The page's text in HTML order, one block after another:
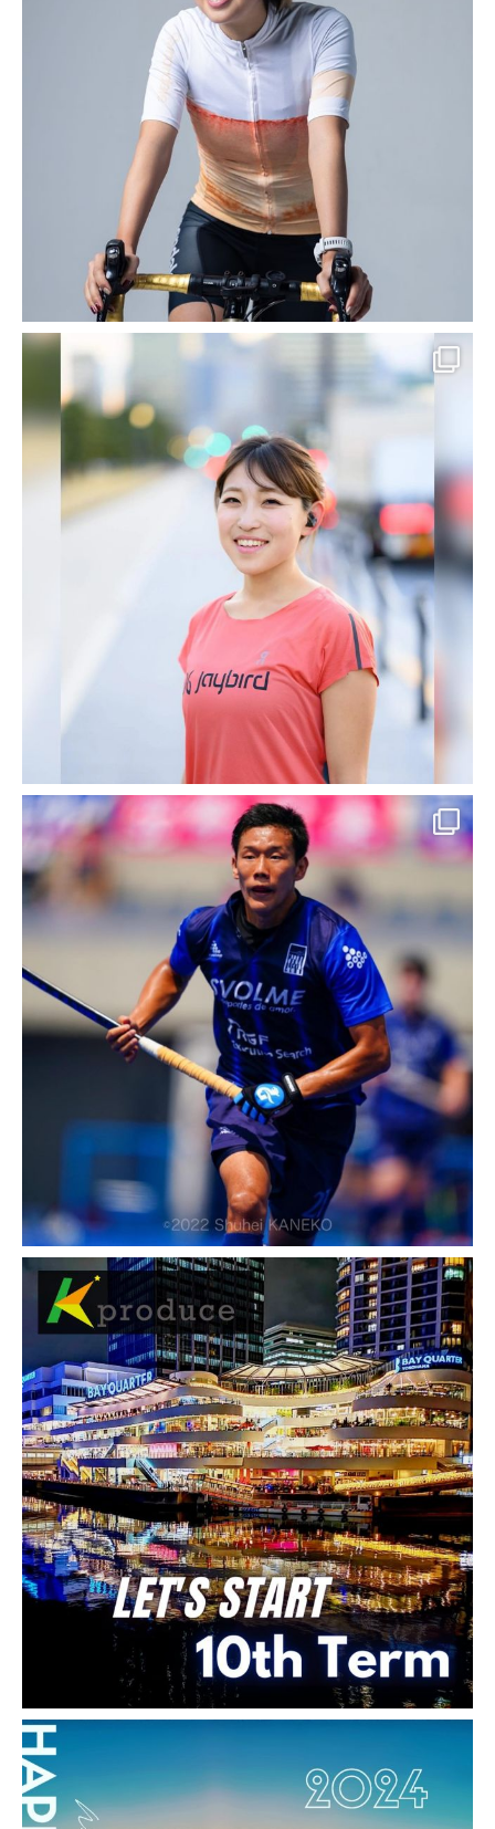
Kプロデュースとは？
System Engineer_Hiromitsu
System Engineer_Hiromitsu
2016-01-21
サイト運営・メンテナンス実績・事例
【サイト運営・メンテナンス実
績紹介】横浜 みなとみらい 格
安レンタカー｜ITS総研様
お客様名 バリューレンタカー（株式会社ITS
総研） 様 事業概要 ・損害保険代理業、生命
保険代理業 ・経営コンサルタント業務 ・コン
ピューターソフトの開発及び販売 ・情報提供
サービス業務 ・自動車整備に関する店の経営
指導 […]
K produce Instagram
k_produce_official